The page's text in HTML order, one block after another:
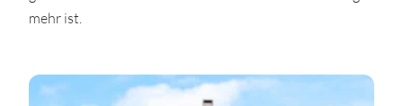
mehr ist.